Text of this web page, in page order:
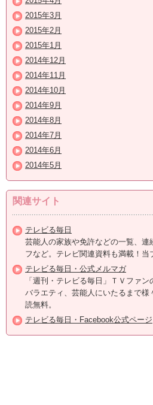
2015年3月
2015年2月
2015年1月
2014年12月
2014年11月
2014年10月
2014年9月
2014年8月
2014年7月
2014年6月
2014年5月
関連サイト
テレビる毎日
芸能人の家族や免許などの一覧、連
フなど。テレビ関連資料も満載！当
テレビる毎日・公式メルマガ
「週刊・テレビる毎日」ＴＶファ
バラエティ、芸能人にいたるまで
読無料。
テレビる毎日・Facebook公式ページ